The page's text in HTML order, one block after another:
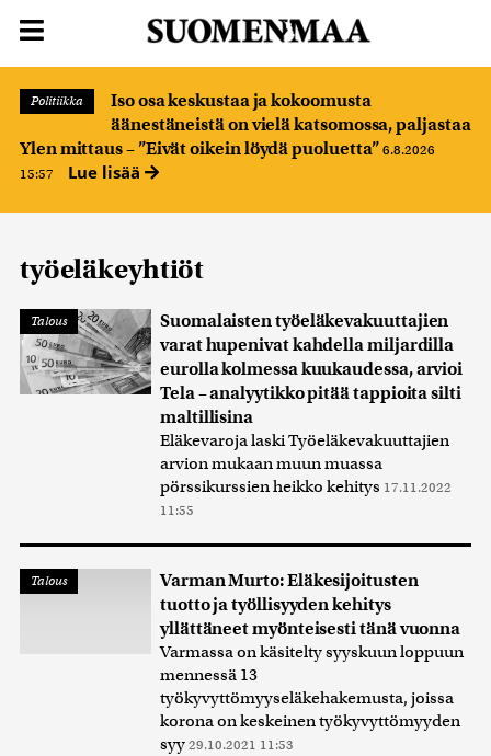
Politiikka
Iso osa keskustaa ja kokoomusta
äänestäneistä on vielä katsomossa, paljastaa
Ylen mittaus – ”Eivät oikein löydä puoluetta” 6.8.2026
15:57
Lue lisää
työeläkeyhtiöt
Talous
Suomalaisten työeläkevakuuttajien
varat hupenivat kahdella miljardilla
eurolla kolmessa kuukaudessa, arvioi
Tela – analyytikko pitää tappioita silti
maltillisina
Eläkevaroja laski Työeläkevakuuttajien
arvion mukaan muun muassa
pörssikurssien heikko kehitys 17.11.2022
11:55
Talous
Varman Murto: Eläkesijoitusten
tuotto ja työllisyyden kehitys
yllättäneet myönteisesti tänä vuonna
Varmassa on käsitelty syyskuun loppuun
mennessä 13
työkyvyttömyyseläkehakemusta, joissa
korona on keskeinen työkyvyttömyyden
syy 29.10.2021 11:53